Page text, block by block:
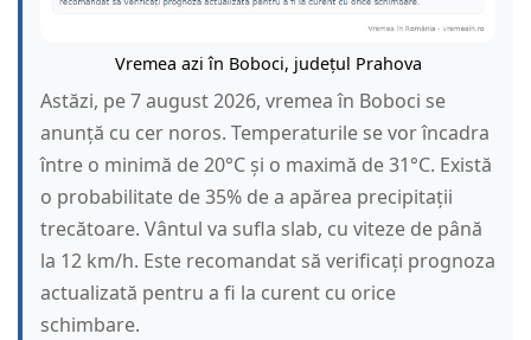
Vremea azi în Boboci, județul Prahova
Astăzi, pe 7 august 2026, vremea în Boboci se
anunță cu cer noros. Temperaturile se vor încadra
între o minimă de 20°C și o maximă de 31°C. Există
o probabilitate de 35% de a apărea precipitații
trecătoare. Vântul va sufla slab, cu viteze de până
la 12 km/h. Este recomandat să verificați prognoza
actualizată pentru a fi la curent cu orice
schimbare.